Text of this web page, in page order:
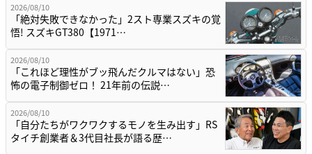
2026/08/10
「絶対失敗できなかった」2スト専業スズキの覚
悟! スズキGT380【1971…
2026/08/10
「これほど理性がブッ飛んだクルマはない」恐
怖の電子制御ゼロ！ 21年前の伝説…
2026/08/10
「自分たちがワクワクするモノを生み出す」RS
タイチ創業者＆3代目社長が語る歴…